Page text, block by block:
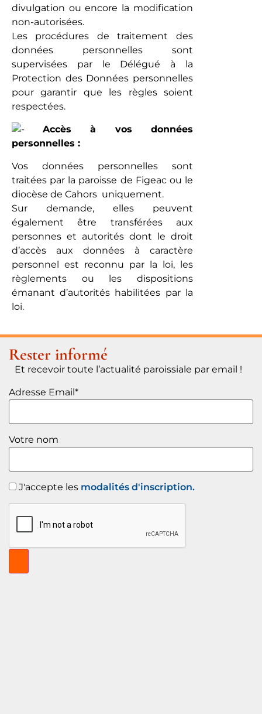
divulgation ou encore la modification
non-autorisées.
Les procédures de traitement des
données personnelles sont
supervisées par le Délégué à la
Protection des Données personnelles
pour garantir que les règles soient
respectées.
Accès à vos données
personnelles :
Vos données personnelles sont
traitées par la paroisse de Figeac ou le
diocèse de Cahors uniquement.
Sur demande, elles peuvent
également être transférées aux
personnes et autorités dont le droit
d’accès aux données à caractère
personnel est reconnu par la loi, les
règlements ou les dispositions
émanant d’autorités habilitées par la
loi.
Rester informé
Et recevoir toute l’actualité paroissiale par email !
Adresse Email*
Votre nom
J'accepte les modalités d'inscription.